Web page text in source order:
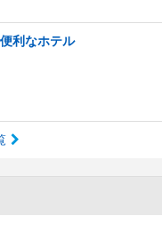
利なホテル